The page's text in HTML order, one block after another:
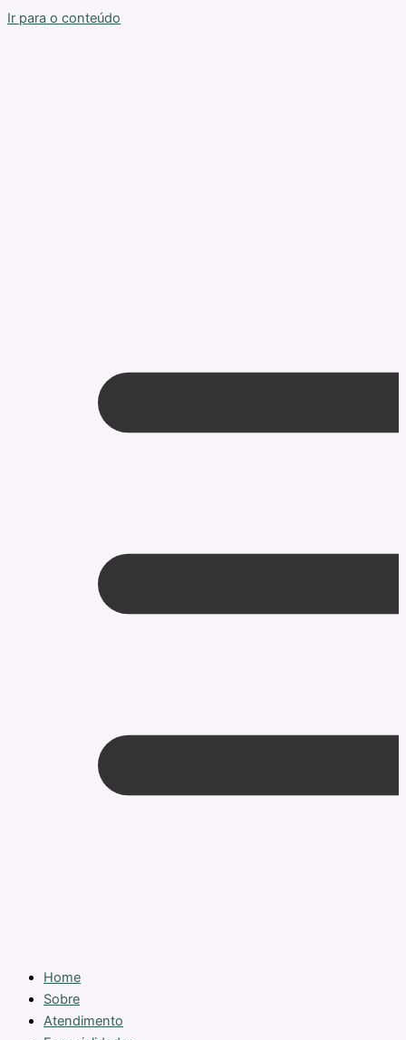
Ir para o conteúdo
Home
Sobre
Atendimento